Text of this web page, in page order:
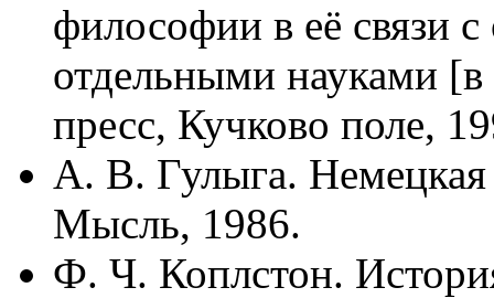
философии в её связи
отдельными науками
пресс, Кучково поле,
А. В. Гулыга.
Мысль, 1986.
Ф. Ч. Коплстон.